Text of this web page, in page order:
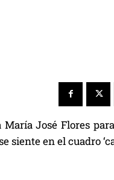
José Flores
siente en el cuadro